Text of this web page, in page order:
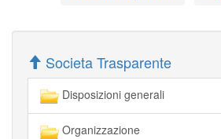
Societa Trasparente
Disposizioni generali
Organizzazione